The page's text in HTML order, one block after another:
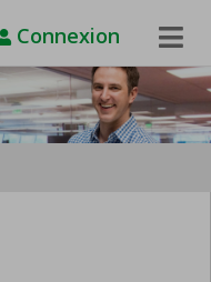
Toggle
Connexion